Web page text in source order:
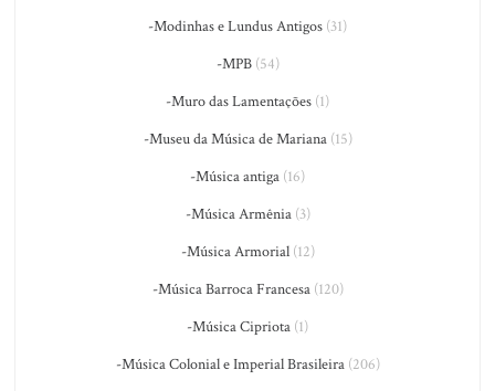
-Modinhas e Lundus Antigos (31)
-MPB(54)
-Muro das Lamentações (1)
-Museu da Música de Mariana(15)
-Música antiga (16)
-Música Armênia(3)
-Música Armorial(12)
-Música Barroca Francesa(120)
-Música Cipriota (1)
-Música Colonial e Imperial Brasileira(206)